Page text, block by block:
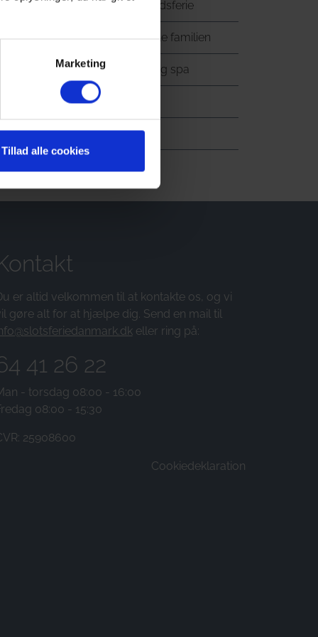
Marketing
Tillad alle cookies
Slot- og herregårdsferie
Store huse for hele familien
Huse med pool og spa
Bryllup & fest
Erhverv
er altid velkommen til at kontakte os, og vi
gøre alt for at hjælpe dig. Send en mail til
eller ring på:
41 26 22
- torsdag 08:00 - 16:00
08:00 - 15:30
25908600
Cookiedeklaration